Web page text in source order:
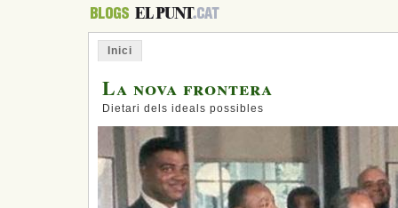
Inici
La nova frontera
Dietari dels ideals possibles